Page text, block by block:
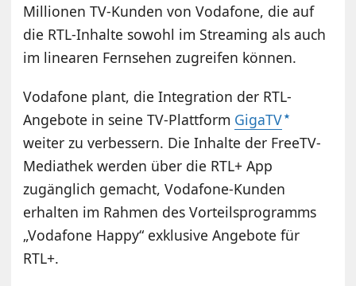
Millionen TV-Kunden von Vodafone, die auf
die RTL-Inhalte sowohl im Streaming als auch
im linearen Fernsehen zugreifen können.
Vodafone plant, die Integration der RTL-
Angebote in seine TV-Plattform GigaTV
weiter zu verbessern. Die Inhalte der FreeTV-
Mediathek werden über die RTL+ App
zugänglich gemacht, Vodafone-Kunden
erhalten im Rahmen des Vorteilsprogramms
„Vodafone Happy“ exklusive Angebote für
RTL+.